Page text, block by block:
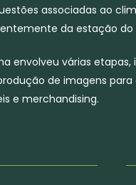
associadas ao
da estação do
envolveu várias
de imagens
e merchandising.